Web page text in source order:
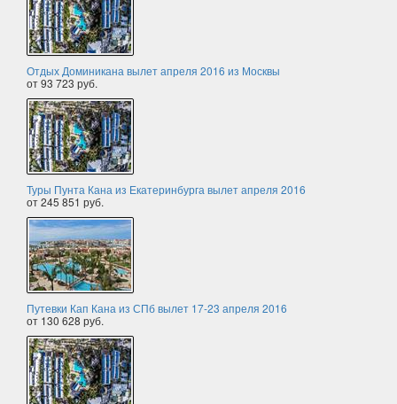
Отдых Доминикана вылет апреля 2016 из Москвы
от 93 723 руб.
Туры Пунта Кана из Екатеринбурга вылет апреля 2016
от 245 851 руб.
Путевки Кап Кана из СПб вылет 17-23 апреля 2016
от 130 628 руб.